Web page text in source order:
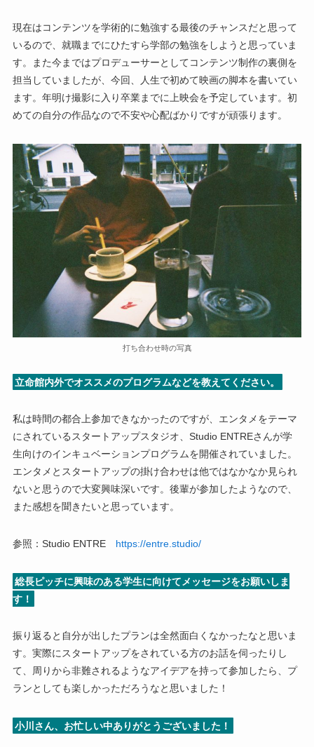
現在はコンテンツを学術的に勉強する最後のチャンスだと思って
いるので、就職までにひたすら学部の勉強をしようと思っていま
す。また今まではプロデューサーとしてコンテンツ制作の裏側を
担当していましたが、今回、人生で初めて映画の脚本を書いてい
ます。年明け撮影に入り卒業までに上映会を予定しています。初
めての自分の作品なので不安や心配ばかりですが頑張ります。
打ち合わせ時の写真
立命館内外でオススメのプログラムなどを教えてください。
私は時間の都合上参加できなかったのですが、エンタメをテーマ
にされているスタートアップスタジオ、Studio ENTREさんが学
生向けのインキュベーションプログラムを開催されていました。
エンタメとスタートアップの掛け合わせは他ではなかなか見られ
ないと思うので大変興味深いです。後輩が参加したようなので、
また感想を聞きたいと思っています。
参照：Studio ENTRE https://entre.studio/
総長ピッチに興味のある学生に向けてメッセージをお願いしま
す！
振り返ると自分が出したプランは全然面白くなかったなと思いま
す。実際にスタートアップをされている方のお話を伺ったりし
て、周りから非難されるようなアイデアを持って参加したら、プ
ランとしても楽しかっただろうなと思いました！
小川さん、お忙しい中ありがとうございました！